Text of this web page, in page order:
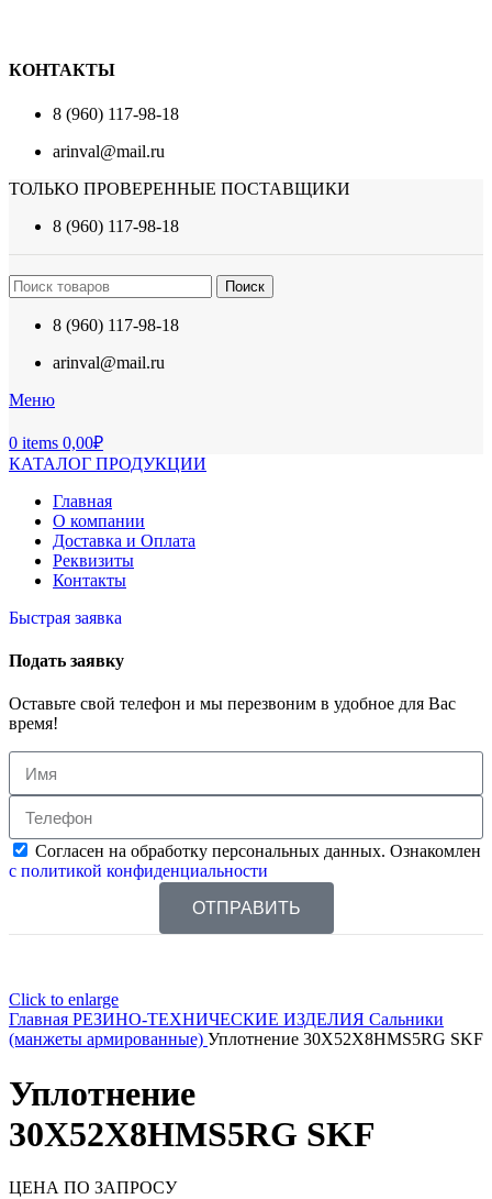
КОНТАКТЫ
8 (960) 117-98-18
arinval@mail.ru
ТОЛЬКО ПРОВЕРЕННЫЕ ПОСТАВЩИКИ
8 (960) 117-98-18
Поиск
8 (960) 117-98-18
arinval@mail.ru
Меню
0 items 0,00₽
КАТАЛОГ ПРОДУКЦИИ
Главная
О компании
Доставка и Оплата
Реквизиты
Контакты
Быстрая заявка
Подать заявку
Оставьте свой телефон и мы перезвоним в удобное для Вас
время!
Согласен на обработку персональных данных. Ознакомлен
с политикой конфиденциальности
ОТПРАВИТЬ
Click to enlarge
Главная РЕЗИНО-ТЕХНИЧЕСКИЕ ИЗДЕЛИЯ Сальники
(манжеты армированные) Уплотнение 30X52X8HMS5RG SKF
Уплотнение
30X52X8HMS5RG SKF
ЦЕНА ПО ЗАПРОСУ